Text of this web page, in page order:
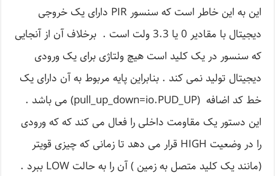
این به این خاطر است که سنسور PIR دارای یک خروجی
دیجیتال با مقادیر 0 یا 3.3 ولت است . برخلاف آن از آنجایی
که سنسور در یک کلید است هیچ ولتاژی برای یک ورودی
دیجیتال تولید نمی کند . بنابراین پایه مربوط به آن دارای یک
خط کد اضافه (pull_up_down=io.PUD_UP) می باشد .
این دستور یک مقاومت داخلی را فعال می کند که که ورودی
را در وضعیت HIGH قرار می دهد تا زمانی که چیزی قویتر
(مانند یک کلید متصل به زمین ) آن را به حالت LOW ببرد .